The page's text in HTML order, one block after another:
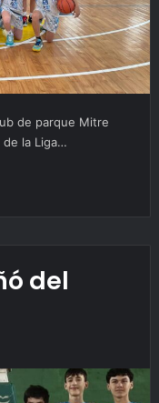
de parque Mitre
de la Liga…
del